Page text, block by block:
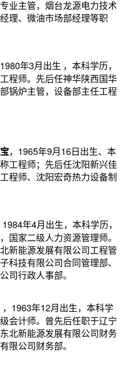
业主管，烟台龙源电力技术
理、微油市场部经理等职
年3月出生 ，本科学历，
程师。先后任神华陕西国华
锅炉主管，设备部主任工程
， 1965年9月16日出生、本
工程师；先后任沈阳新兴佳
程师、沈阳宏奇热力设备制
1984年4月出生，本科学历，
国家二级人力资源管理师。
新能源发展有限公司工程管
科技有限公司合同管理部、
司行政人事部。
，1963年12月出生，本科学
会计师。曾先后任职于辽宁
北新能源发展有限公司财务
限公司财务部。